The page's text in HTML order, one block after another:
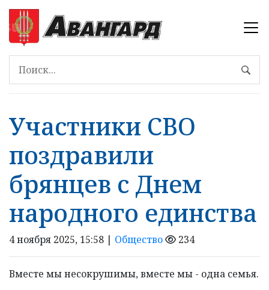
Участники СВО
поздравили
брянцев с Днем
народного единства
4 ноября 2025, 15:58 | Общество 234
Вместе мы несокрушимы, вместе мы - одна семья.